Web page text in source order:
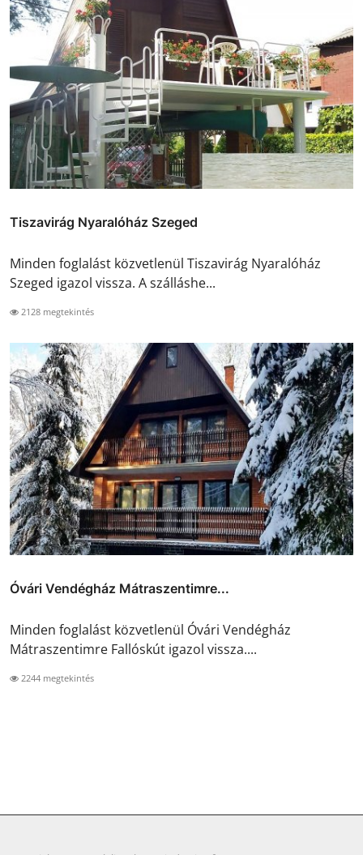
Tiszavirág Nyaralóház Szeged
Minden foglalást közvetlenül Tiszavirág Nyaralóház
Szeged igazol vissza. A szálláshe...
2128 megtekintés
Óvári Vendégház Mátraszentimre...
Minden foglalást közvetlenül Óvári Vendégház
Mátraszentimre Fallóskút igazol vissza....
2244 megtekintés